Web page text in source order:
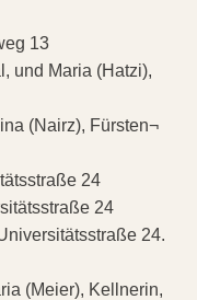
13
und Maria (Hatzi),
(Nairz), Fürsten¬
24
24
24.
(Meier), Kellnerin,